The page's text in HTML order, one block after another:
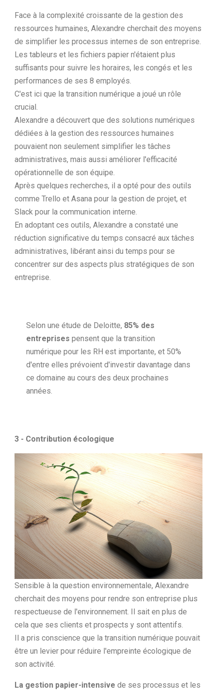
Face à la complexité croissante de la gestion des
ressources humaines, Alexandre cherchait des moyens
de simplifier les processus internes de son entreprise.
Les tableurs et les fichiers papier n'étaient plus
suffisants pour suivre les horaires, les congés et les
performances de ses 8 employés.
C'est ici que la transition numérique a joué un rôle
crucial.
Alexandre a découvert que des solutions numériques
dédiées à la gestion des ressources humaines
pouvaient non seulement simplifier les tâches
administratives, mais aussi améliorer l'efficacité
opérationnelle de son équipe.
Après quelques recherches, il a opté pour des outils
comme Trello et Asana pour la gestion de projet, et
Slack pour la communication interne.
En adoptant ces outils, Alexandre a constaté une
réduction significative du temps consacré aux tâches
administratives, libérant ainsi du temps pour se
concentrer sur des aspects plus stratégiques de son
entreprise.
Selon une étude de Deloitte, 85% des
entreprises pensent que la transition
numérique pour les RH est importante, et 50%
d'entre elles prévoient d'investir davantage dans
ce domaine au cours des deux prochaines
années.
3 - Contribution écologique
Sensible à la question environnementale, Alexandre
cherchait des moyens pour rendre son entreprise plus
respectueuse de l'environnement. Il sait en plus de
cela que ses clients et prospects y sont attentifs.
Il a pris conscience que la transition numérique pouvait
être un levier pour réduire l'empreinte écologique de
son activité.
La gestion papier-intensive de ses processus et les